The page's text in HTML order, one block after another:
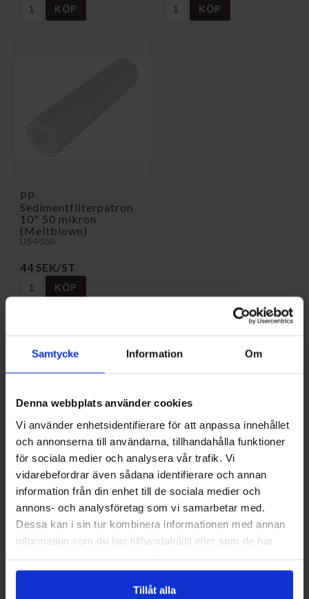
Samtycke Information Om
Denna webbplats använder cookies
Vi använder enhetsidentifierare för att anpassa innehållet
och annonserna till användarna, tillhandahålla funktioner
för sociala medier och analysera vår trafik. Vi
vidarebefordrar även sådana identifierare och annan
information från din enhet till de sociala medier och
annons- och analysföretag som vi samarbetar med.
Dessa kan i sin tur kombinera informationen med annan
information som du har tillhandahållit eller som de har
Tillåt alla
KÖP KÖP
PP
Sedimentfilterpatron
10" 50 mikron
(Meltblown)
US-PS50
44 SEK/ST
KÖP
PS-sedimentfilterpatroner är mekaniska filterpatroner
används primärt för att fånga upp synliga föroreningar som
sand, rostflagor och slam innan vattnet går vidare till finare
filtrering eller känslig utrustning. Genom att reducera
partikelbelastningen kan efterföljande filtersteg få längre
livslängd och bättre prestanda.
När och var används de?
Den vanligaste användningen av PS-
bostadsinstallationer, kommersiella system och industriella
processer. De placeras i inloppsskydd, före värmeväxlare,